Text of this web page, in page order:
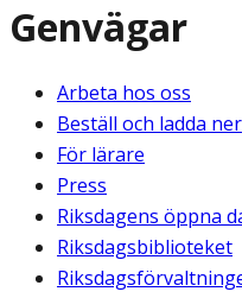
Genvägar
Arbeta hos oss
Beställ och ladda ner
För lärare
Press
Riksdagens öppna
Riksdagsbiblioteket